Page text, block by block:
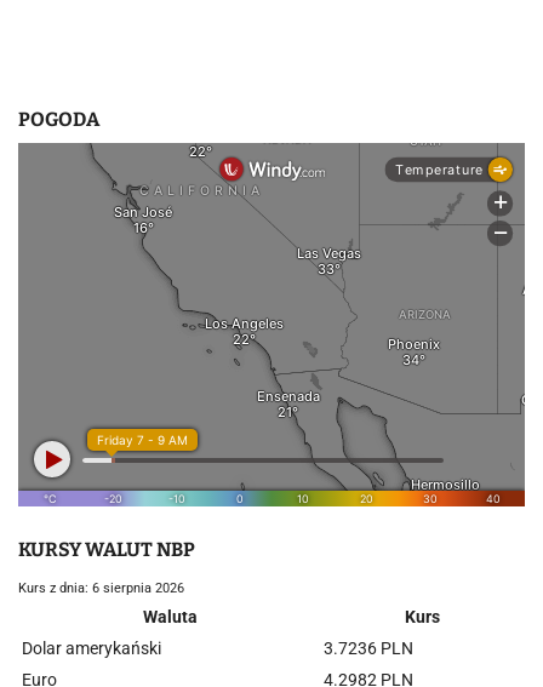
POGODA
KURSY WALUT NBP
Kurs z dnia: 6 sierpnia 2026
Waluta
Kurs
Dolar amerykański
3.7236 PLN
Euro
4.2982 PLN